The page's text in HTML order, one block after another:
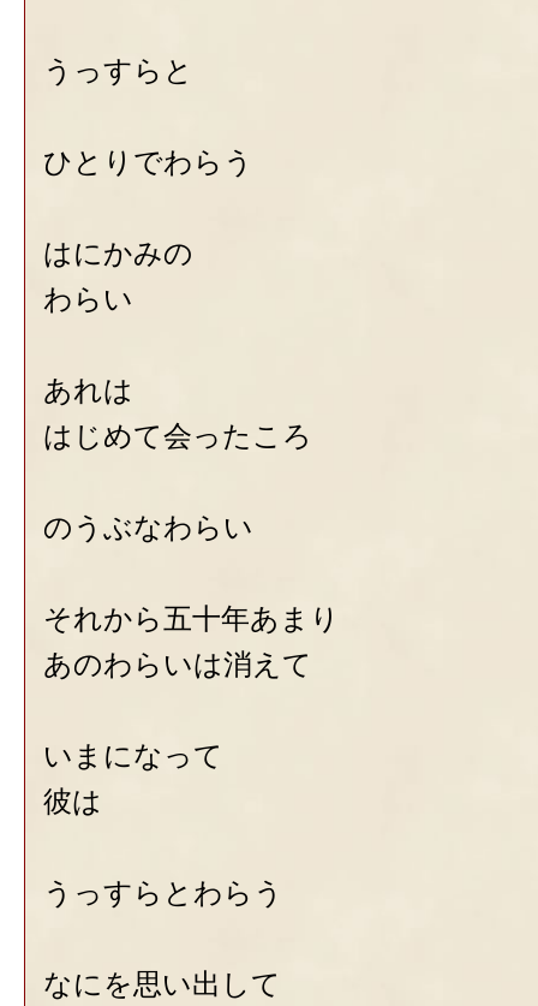
うっすらと
ひとりでわらう
はにかみの
わらい
あれは
はじめて会ったころ
のうぶなわらい
それから五十年あまり
あのわらいは消えて
いまになって
彼は
うっすらとわらう
なにを思い出して